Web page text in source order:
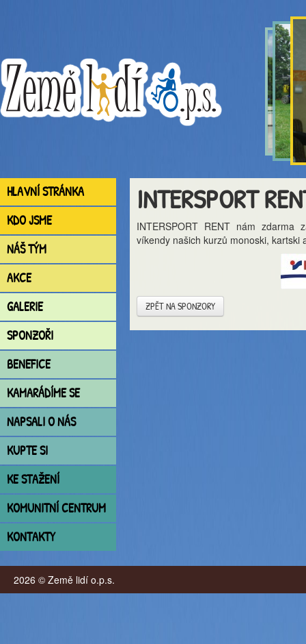
HLAVNÍ STRÁNKA
KDO JSME
NÁŠ TÝM
AKCE
GALERIE
SPONZOŘI
BENEFICE
KAMARÁDÍME SE
NAPSALI O NÁS
KUPTE SI
KE STAŽENÍ
KOMUNITNÍ CENTRUM
KONTAKTY
INTERSPORT
INTERSPORT RENT nám zdarma
víkendy našich kurzů monoski, kartski
ZPĚT NA SPONZORY
2026 © Země lidí o.p.s.